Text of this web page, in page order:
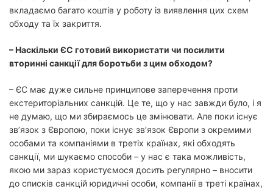
вкладаємо багато коштів у роботу із виявлення цих схем
обходу та їх закриття.
– Наскільки ЄС готовий використати чи посилити
вторинні санкції для боротьби з цим обходом?
– ЄС має дуже сильне принципове заперечення проти
екстериторіальних санкцій. Це те, що у нас завжди було, і я
не думаю, що ми збираємось це змінювати. Але поки існує
зв’язок з Європою, поки існує зв’язок Європи з окремими
особами та компаніями в третіх країнах, які обходять
санкції, ми шукаємо способи – у нас є така можливість,
якою ми зараз користуємося досить регулярно – вносити
до списків санкцій юридичні особи, компанії в треті країнах,